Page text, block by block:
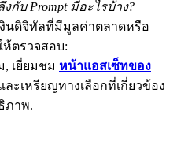
Rewards
APR
บ Prompt มีอะไรบ้าง?
นดิจิทัลที่มีมูลค่าตลาดหรือ
ตรวจสอบ:
, เยี่ยมชม หน้าแอสเซ็ทของ
ะเหรียญทางเลือกที่เกี่ยวข้อง
ภาพ.